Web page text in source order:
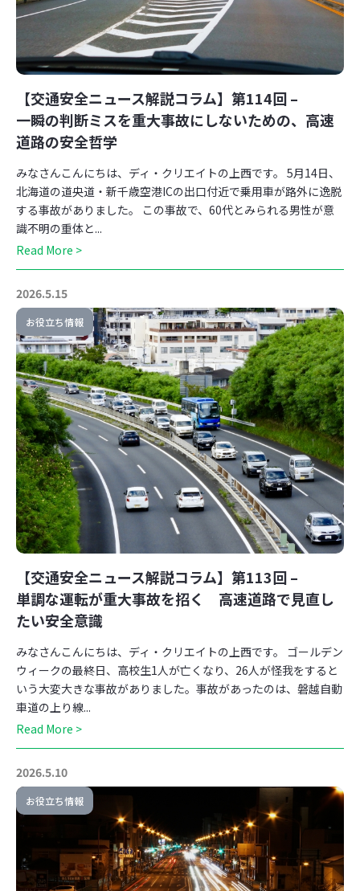
【交通安全ニュース解説コラム】第114回 –
一瞬の判断ミスを重大事故にしないための、高速
道路の安全哲学
みなさんこんにちは、ディ・クリエイトの上西です。 5月14日、
北海道の道央道・新千歳空港ICの出口付近で乗用車が路外に逸脱
する事故がありました。 この事故で、60代とみられる男性が意
識不明の重体と...
Read More >
2026.5.15
お役立ち情報
【交通安全ニュース解説コラム】第113回 –
単調な運転が重大事故を招く 高速道路で見直し
たい安全意識
みなさんこんにちは、ディ・クリエイトの上西です。 ゴールデン
ウィークの最終日、高校生1人が亡くなり、26人が怪我をすると
いう大変大きな事故がありました。事故があったのは、磐越自動
車道の上り線...
Read More >
2026.5.10
お役立ち情報